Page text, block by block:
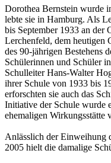
Dorothea Bernstein wurde
lebte sie in Hamburg. Als
bis September 1933 an der
Lerchenfeld, dem heutigen
des 90-jährigen Bestehens
Schülerinnen und Schüler
Schulleiter Hans-Walter
ihrer Schule von 1933 bis
erforschten sie auch das
Initiative der Schule wurde
ehemaligen Wirkungsstätte
Anlässlich der Einweihung
2005 hielt die damalige